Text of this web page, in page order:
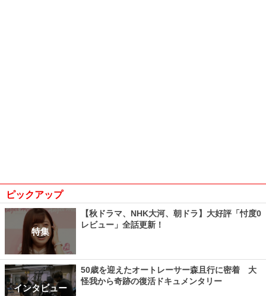
ピックアップ
特集
【秋ドラマ、NHK大河、朝ドラ】大好評「忖度0
レビュー」全話更新！
インタビュー
50歳を迎えたオートレーサー森且行に密着 大
怪我から奇跡の復活ドキュメンタリー